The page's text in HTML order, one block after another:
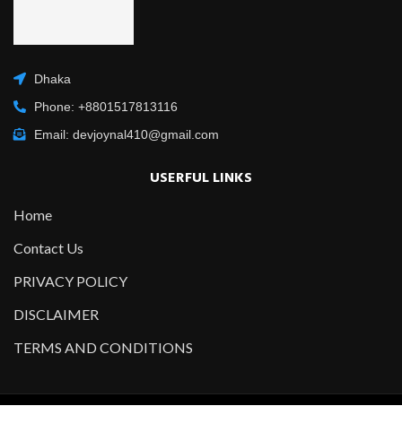
Dhaka
Phone: +8801517813116
Email: devjoynal410@gmail.com
USERFUL LINKS
Home
Contact Us
PRIVACY POLICY
DISCLAIMER
TERMS AND CONDITIONS